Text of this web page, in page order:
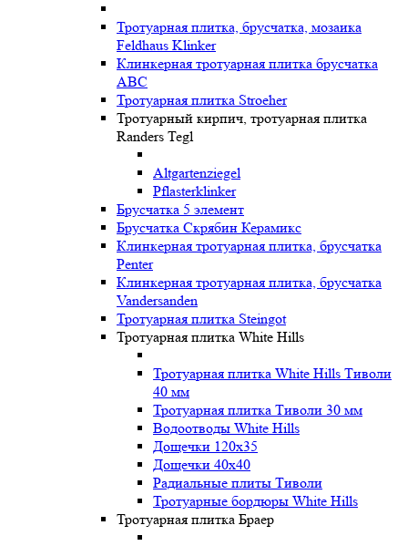
Тротуарная плитка, брусчатка, мозаика
Feldhaus Klinker
Клинкерная тротуарная плитка брусчатка
ABC
Тротуарная плитка Stroeher
Тротуарный кирпич, тротуарная плитка
Randers Tegl
Altgartenziegel
Pflasterklinker
Брусчатка 5 элемент
Брусчатка Скрябин Керамикс
Клинкерная тротуарная плитка, брусчатка
Penter
Клинкерная тротуарная плитка, брусчатка
Vandersanden
Тротуарная плитка Steingot
Тротуарная плитка White Hills
Тротуарная плитка White Hills Тиволи
40 мм
Тротуарная плитка Тиволи 30 мм
Водоотводы White Hills
Дощечки 120x35
Дощечки 40x40
Радиальные плиты Тиволи
Тротуарные бордюры White Hills
Тротуарная плитка Браер